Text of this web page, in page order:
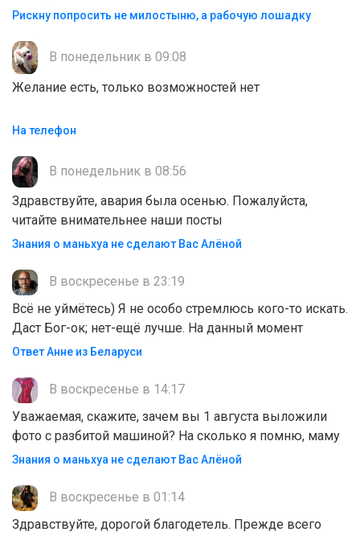
Рискну попросить не милостыню, а рабочую лошадку
В понедельник в 09:08
Желание есть, только возможностей нет
На телефон
В понедельник в 08:56
Здравствуйте, авария была осенью. Пожалуйста,
читайте внимательнее наши посты
Знания о маньхуа не сделают Вас Алëной
В воскресенье в 23:19
Всё не уймётесь) Я не особо стремлюсь кого-то искать.
Даст Бог-ок; нет-ещё лучше. На данный момент
Ответ Анне из Беларуси
В воскресенье в 14:17
Уважаемая, скажите, зачем вы 1 августа выложили
фото с разбитой машиной? На сколько я помню, маму
Знания о маньхуа не сделают Вас Алëной
В воскресенье в 01:14
Здравствуйте, дорогой благодетель. Прежде всего